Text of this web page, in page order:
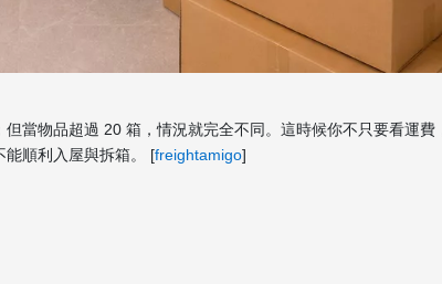
當物品超過 20 箱，情況就完全不同。這時候你不只要看運費
能順利入屋與拆箱。 [freightamigo]